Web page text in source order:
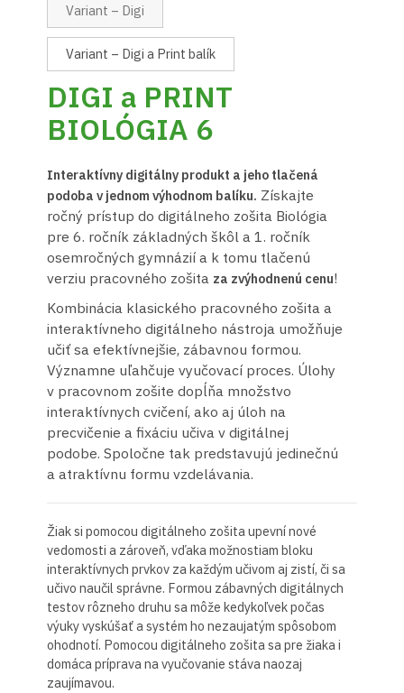
Variant – Digi
Variant – Digi a Print balík
DIGI a PRINT
BIOLÓGIA 6
Interaktívny digitálny produkt a jeho tlačená
podoba v jednom výhodnom balíku. Získajte
ročný prístup do digitálneho zošita Biológia
pre 6. ročník základných škôl a 1. ročník
osemročných gymnázií a k tomu tlačenú
verziu pracovného zošita za zvýhodnenú cenu!
Kombinácia klasického pracovného zošita a
interaktívneho digitálneho nástroja umožňuje
učiť sa efektívnejšie, zábavnou formou.
Významne uľahčuje vyučovací proces. Úlohy
v pracovnom zošite dopĺňa množstvo
interaktívnych cvičení, ako aj úloh na
precvičenie a fixáciu učiva v digitálnej
podobe. Spoločne tak predstavujú jedinečnú
a atraktívnu formu vzdelávania.
Žiak si pomocou digitálneho zošita upevní nové
vedomosti a zároveň, vďaka možnostiam bloku
interaktívnych prvkov za každým učivom aj zistí, či sa
učivo naučil správne. Formou zábavných digitálnych
testov rôzneho druhu sa môže kedykoľvek počas
výuky vyskúšať a systém ho nezaujatým spôsobom
ohodnotí. Pomocou digitálneho zošita sa pre žiaka i
domáca príprava na vyučovanie stáva naozaj
zaujímavou.